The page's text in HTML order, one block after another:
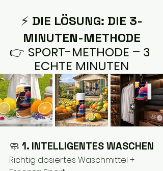
⚡ DIE LÖSUNG: DIE 3-
MINUTEN-METHODE
👉 SPORT-METHODE – 3
ECHTE MINUTEN
🧼 1. INTELLIGENTES WASCHEN
Richtig dosiertes Waschmittel +